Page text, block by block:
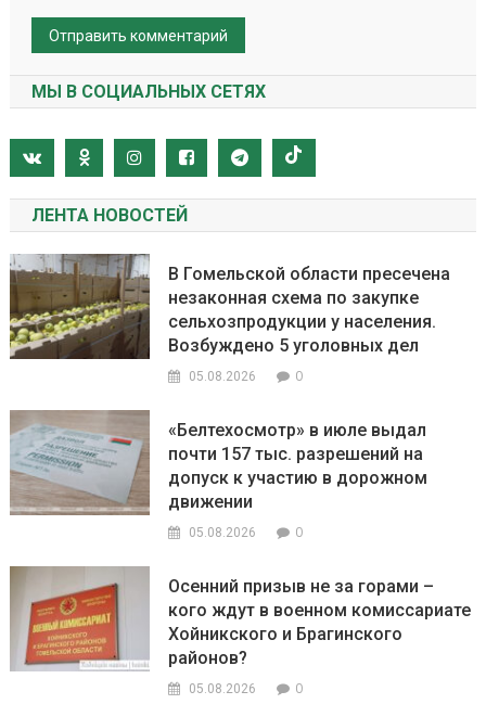
МЫ В СОЦИАЛЬНЫХ СЕТЯХ
ЛЕНТА НОВОСТЕЙ
В Гомельской области пресечена
незаконная схема по закупке
сельхозпродукции у населения.
Возбуждено 5 уголовных дел
05.08.2026 0
«Белтехосмотр» в июле выдал
почти 157 тыс. разрешений на
допуск к участию в дорожном
движении
05.08.2026 0
Осенний призыв не за горами –
кого ждут в военном комиссариате
Хойникского и Брагинского
районов?
05.08.2026 0